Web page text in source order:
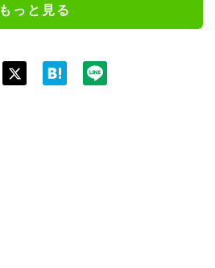
もっと見る